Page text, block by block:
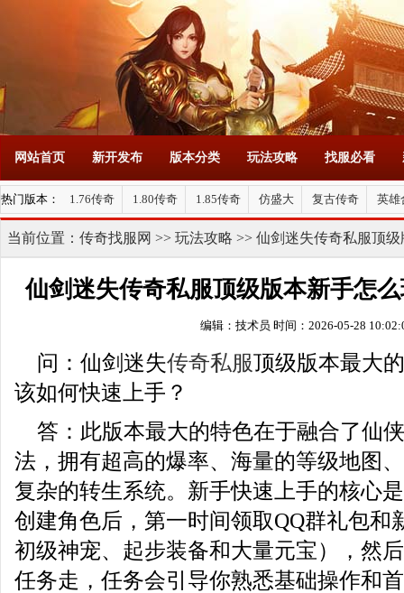
网站首页 新开发布 版本分类 玩法攻略 找服必看
热门版本： 1.76传奇 1.80传奇 1.85传奇 仿盛大 复古传奇 英雄
当前位置： 传奇找服网 >> 玩法攻略 >> 仙剑迷失传奇私服顶
仙剑迷失传奇私服顶级版本新手怎
编辑：技术员 时间：2026-05-28
问：仙剑迷失传奇私服顶级版本最大
该如何快速上手？
答：此版本最大的特色在于融合了仙
法，拥有超高的爆率、海量的等级地图
复杂的转生系统。新手快速上手的核心
创建角色后，第一时间领取QQ群礼包和
初级神宠、起步装备和大量元宝），然
任务走，任务会引导你熟悉基础操作和